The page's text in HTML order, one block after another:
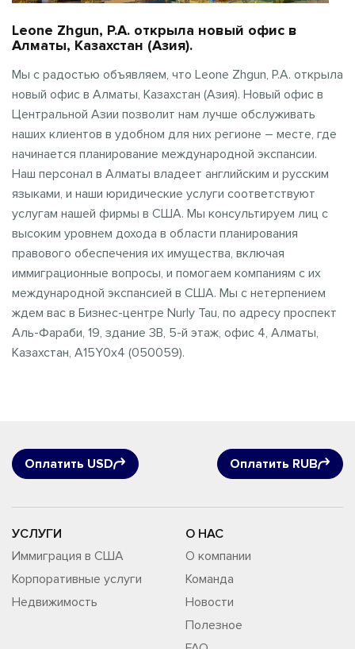
Leone Zhgun, P.A. открыла новый офис в
Алматы, Казахстан (Азия).
Мы с радостью объявляем, что Leone Zhgun, P.A. открыла
новый офис в Алматы, Казахстан (Азия). Новый офис в
Центральной Азии позволит нам лучше обслуживать
наших клиентов в удобном для них регионе – месте, где
начинается планирование международной экспансии.
Наш персонал в Алматы владеет английским и русским
языками, и наши юридические услуги соответствуют
услугам нашей фирмы в США. Мы консультируем лиц с
высоким уровнем дохода в области планирования
правового обеспечения их имущества, включая
иммиграционные вопросы, и помогаем компаниям с их
международной экспансией в США. Мы с нетерпением
ждем вас в Бизнес-центре Nurly Tau, по адресу проспект
Аль-Фараби, 19, здание 3B, 5-й этаж, офис 4, Алматы,
Казахстан, A15Y0x4 (050059).
Оплатить USD Оплатить RUB
УСЛУГИ
Иммиграция в США
Корпоративные услуги
Недвижимость
О НАС
О компании
Команда
Новости
Полезное